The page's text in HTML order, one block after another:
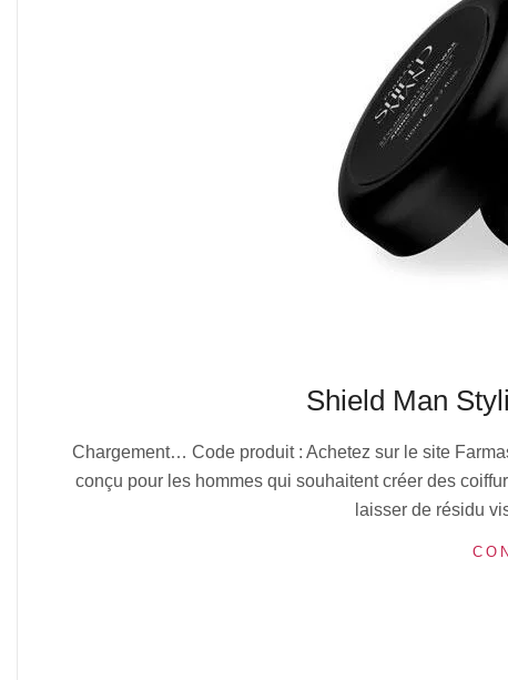
Shield Man
07-
06
Chargement… Code produit : Achetez sur le site
conçu pour les hommes qui souhaitent créer des
laisser de résidu